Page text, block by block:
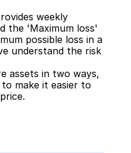
weekly
the 'Maximum loss'
possible loss in a
understand the risk
assets in two ways,
make it easier to